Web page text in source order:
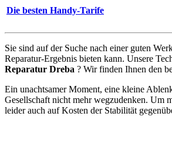
Die besten Handy-Tarife
Sie sind auf der Suche nach einer guten
Reparatur-Ergebnis bieten kann. Unsere
Reparatur Dreba ? Wir finden Ihnen den
Ein unachtsamer Moment, eine kleine
Gesellschaft nicht mehr wegzudenken. Um
leider auch auf Kosten der Stabilität